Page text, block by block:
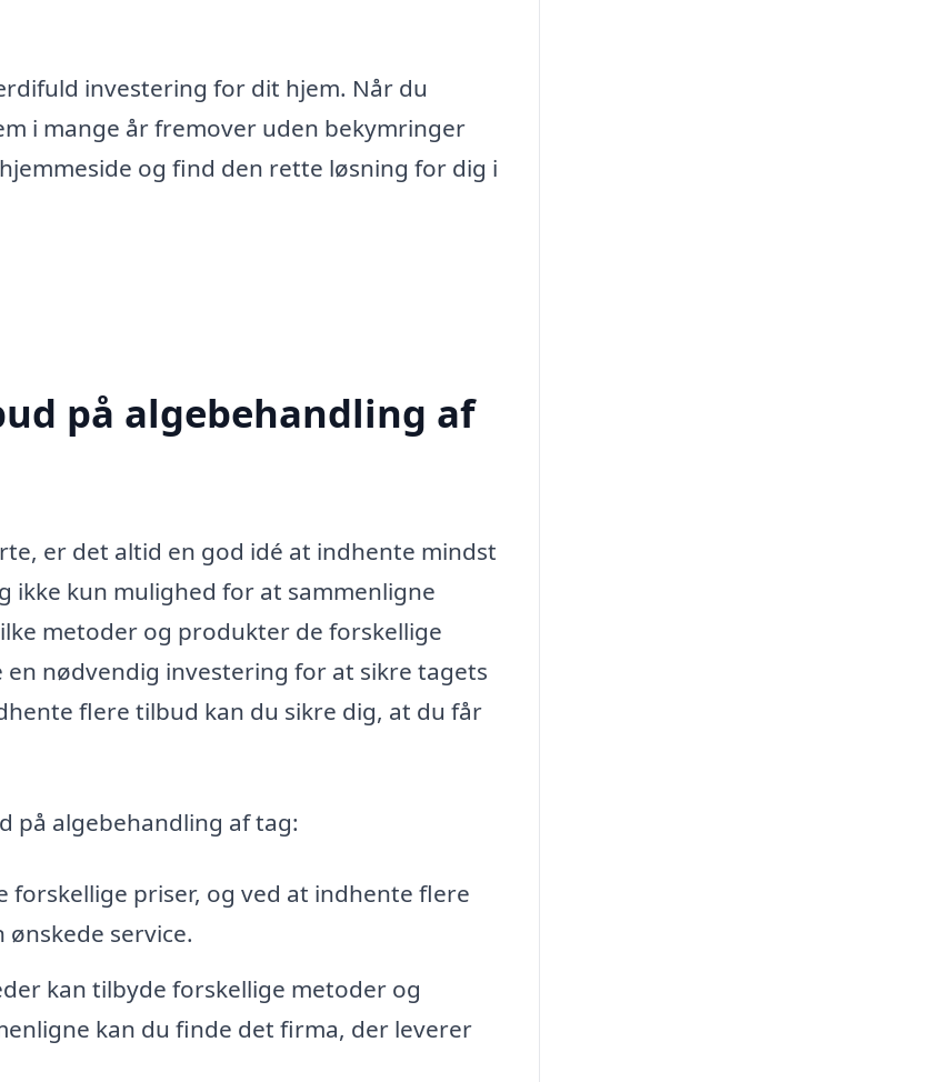
investering for dit hjem. Når du
i mange år fremover uden bekymringer
og find den rette løsning for dig i
på algebehandling af
er det altid en god idé at indhente mindst
kun mulighed for at sammenligne
metoder og produkter de forskellige
nødvendig investering for at sikre tagets
flere tilbud kan du sikre dig, at du får
på algebehandling af tag:
forskellige priser, og ved at indhente flere
service.
kan tilbyde forskellige metoder og
kan du finde det firma, der leverer